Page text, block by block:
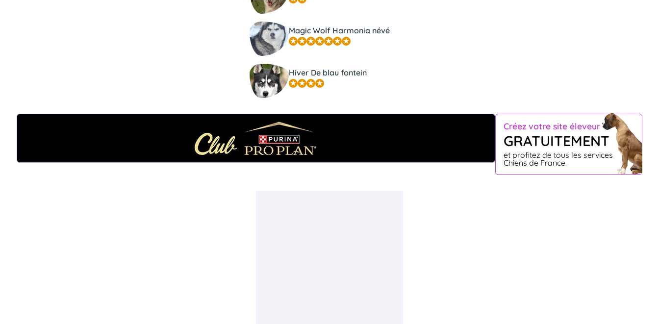
Créez votre site éleveur
GRATUITEMENT
et profitez de tous les services
Chiens de France.
Magic Wolf Harmonia névé
Hiver De blau fontein